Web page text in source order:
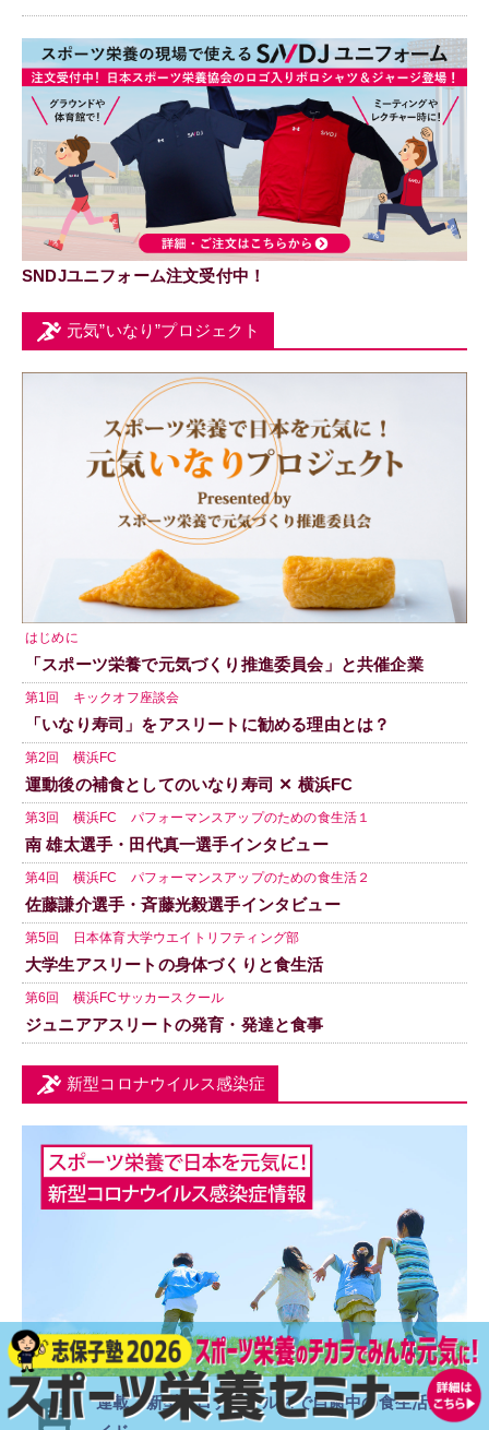
SNDJユニフォーム注文受付中！
元気”いなり”プロジェクト
はじめに
「スポーツ栄養で元気づくり推進委員会」と共催企業
第1回 キックオフ座談会
「いなり寿司」をアスリートに勧める理由とは？
第2回 横浜FC
運動後の補食としてのいなり寿司 ✕ 横浜FC
第3回 横浜FC パフォーマンスアップのための食生活１
南 雄太選手・田代真一選手インタビュー
第4回 横浜FC パフォーマンスアップのための食生活２
佐藤謙介選手・斉藤光毅選手インタビュー
第5回 日本体育大学ウエイトリフティング部
大学生アスリートの身体づくりと食生活
第6回 横浜FCサッカースクール
ジュニアアスリートの発育・発達と食事
新型コロナウイルス感染症
連載「新型コロナウイルスで自粛中の食生活ガ